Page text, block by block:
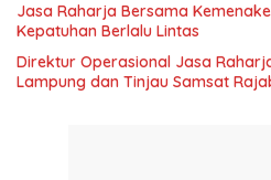
Jasa Raharja Bersama
Kepatuhan Berlalu Lintas
Direktur Operasional Jasa
Lampung dan Tinjau Samsat